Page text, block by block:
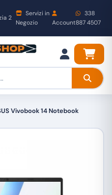
2
Servizi in
Negozio
Account
338
887 4507
Vivobook 14 Notebook